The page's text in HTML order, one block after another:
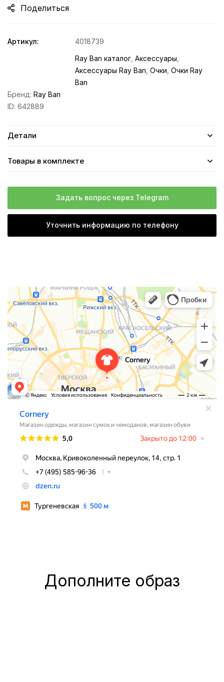
Поделиться
Артикул:
4018739
Ray Ban каталог Аксессуары
Аксессуары Ray Ban Очки Очки Ray
Ban
Бренд: Ray Ban
ID: 642889
Детали
Товары в комплекте
Задать вопрос через Telegram
Уточнить информацию по телефону
Дополните образ